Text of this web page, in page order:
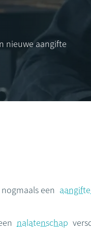
nieuwe aangifte
een
nalatenschap